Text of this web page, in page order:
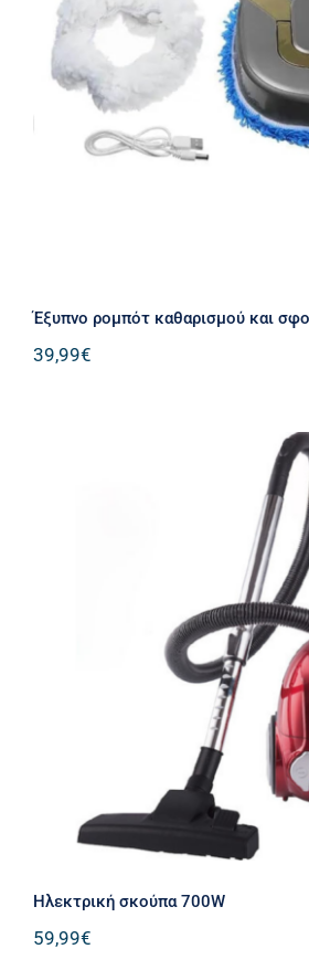
Έξυπνο ρομπότ
Έξυπνο ρομπότ καθαρισμού και
39,99€
Ηλεκτρική
Ηλεκτρική σκούπα 700W
59,99€